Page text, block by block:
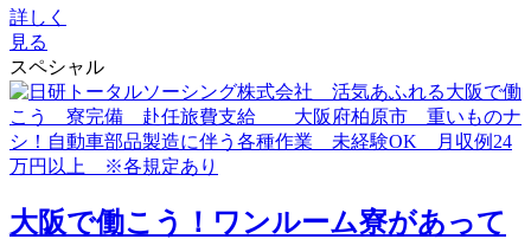
詳しく
見る
スペシャル
大阪で働こう！ワンルーム寮があって